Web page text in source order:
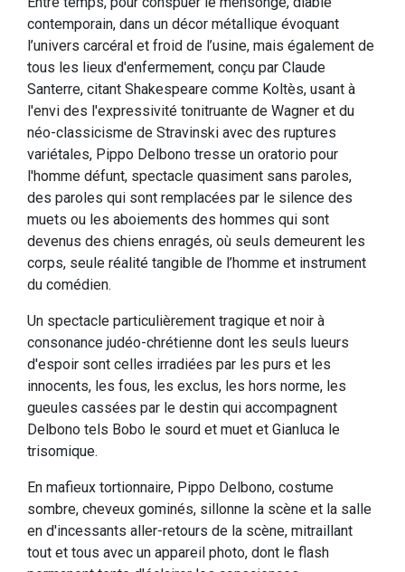
contemporain, dans un décor métallique évoquant
l’univers carcéral et froid de l’usine, mais également de
tous les lieux d'enfermement, conçu par Claude
Santerre, citant Shakespeare comme Koltès, usant à
l'envi des l'expressivité tonitruante de Wagner et du
néo-classicisme de Stravinski avec des ruptures
variétales, Pippo Delbono tresse un oratorio pour
l'homme défunt, spectacle quasiment sans paroles,
des paroles qui sont remplacées par le silence des
muets ou les aboiements des hommes qui sont
devenus des chiens enragés, où seuls demeurent les
corps, seule réalité tangible de l’homme et instrument
du comédien.
Un spectacle particulièrement tragique et noir à
consonance judéo-chrétienne dont les seuls lueurs
d'espoir sont celles irradiées par les purs et les
innocents, les fous, les exclus, les hors norme, les
gueules cassées par le destin qui accompagnent
Delbono tels Bobo le sourd et muet et Gianluca le
trisomique.
En mafieux tortionnaire, Pippo Delbono, costume
sombre, cheveux gominés, sillonne la scène et la salle
en d'incessants aller-retours de la scène, mitraillant
tout et tous avec un appareil photo, dont le flash